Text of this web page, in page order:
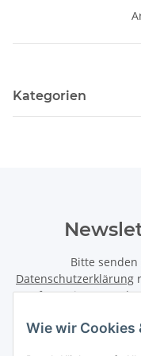
Wie wir Cookies
Kategorien
Bitte
Datenschutzerklärung
Informationen zu